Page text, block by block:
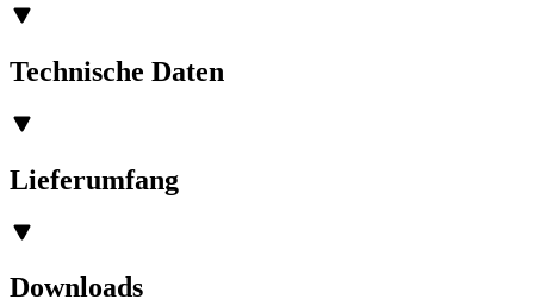
Technische Daten
Lieferumfang
Downloads